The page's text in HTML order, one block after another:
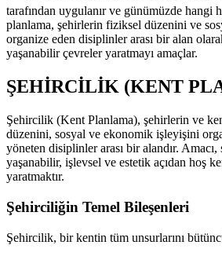
tarafından uygulanır ve günümüzde hangi
planlama, şehirlerin fiziksel düzenini ve
organize eden disiplinler arası bir alan
yaşanabilir çevreler yaratmayı amaçlar.
ŞEHİRCİLİK (KENT
Şehircilik (Kent Planlama), şehirlerin ve
düzenini, sosyal ve ekonomik işleyişini
yöneten disiplinler arası bir alandır.
yaşanabilir, işlevsel ve estetik açıdan hoş
yaratmaktır.
Şehirciliğin Temel Bileşenleri
Şehircilik, bir kentin tüm unsurlarını